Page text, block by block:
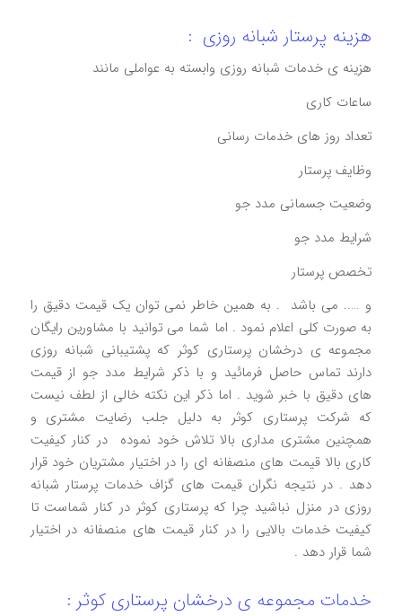
هزینه پرستار شبانه روزی :
هزینه ی خدمات شبانه روزی وابسته‌ به عواملی مانند
ساعات کاری
تعداد روز های خدمات رسانی
وظایف پرستار
وضعیت جسمانی مدد جو
شرایط مدد جو
تخصص پرستار
و ….. می باشد . به همین خاطر نمی توان یک قیمت دقیق را
به صورت کلی اعلام نمود ‌. اما شما می توانید با مشاورین رایگان
مجموعه ی درخشان پرستاری کوثر که پشتیبانی شبانه روزی
دارند تماس حاصل فرمائید و با ذکر شرایط مدد جو از قیمت
های دقیق با خبر شوید . اما ذکر این نکته خالی از لطف نیست
که شرکت پرستاری کوثر به دلیل جلب رضایت مشتری و
همچنین مشتری مداری بالا تلاش خود نموده در کنار کیفیت
کاری بالا قیمت های منصفانه ای را در اختیار مشتریان خود قرار
دهد . در نتیجه نگران قیمت های گزاف خدمات پرستار شبانه
روزی در منزل نباشید چرا که پرستاری کوثر در کنار شماست تا
کیفیت خدمات بالایی را در کنار قیمت های منصفانه در اختیار
شما قرار دهد .
خدمات مجموعه ی درخشان پرستاری کوثر :